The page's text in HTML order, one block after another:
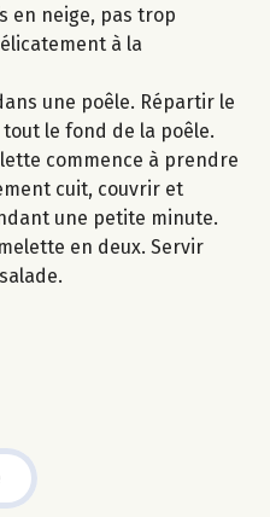
en neige, pas trop
à la
une poêle. Répartir le
le fond de la poêle.
commence à prendre
cuit, couvrir et
une petite minute.
en deux. Servir